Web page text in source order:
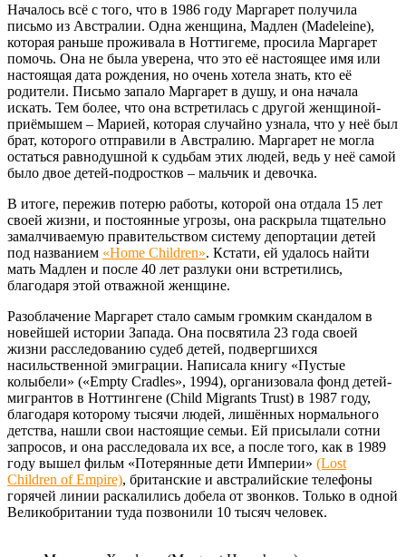
Началось всё с того, что в 1986 году Маргарет получила
письмо из Австралии. Одна женщина, Мадлен (Madeleine),
которая раньше проживала в Ноттигеме, просила Маргарет
помочь. Она не была уверена, что это её настоящее имя или
настоящая дата рождения, но очень хотела знать, кто её
родители. Письмо запало Маргарет в душу, и она начала
искать. Тем более, что она встретилась с другой женщиной-
приёмышем – Марией, которая случайно узнала, что у неё был
брат, которого отправили в Австралию. Маргарет не могла
остаться равнодушной к судьбам этих людей, ведь у неё самой
было двое детей-подростков – мальчик и девочка.
В итоге, пережив потерю работы, которой она отдала 15 лет
своей жизни, и постоянные угрозы, она раскрыла тщательно
замалчиваемую правительством систему депортации детей
под названием «Home Children». Кстати, ей удалось найти
мать Мадлен и после 40 лет разлуки они встретились,
благодаря этой отважной женщине.
Разоблачение Маргарет стало самым громким скандалом в
новейшей истории Запада. Она посвятила 23 года своей
жизни расследованию судеб детей, подвергшихся
насильственной эмиграции. Написала книгу «Пустые
колыбели» («Empty Cradles», 1994), организовала фонд детей-
мигрантов в Ноттингене (Child Migrants Trust) в 1987 году,
благодаря которому тысячи людей, лишённых нормального
детства, нашли свои настоящие семьи. Ей присылали сотни
запросов, и она расследовала их все, а после того, как в 1989
году вышел фильм «Потерянные дети Империи» (Lost
Children of Empire), британские и австралийские телефоны
горячей линии раскалились добела от звонков. Только в одной
Великобритании туда позвонили 10 тысяч человек.